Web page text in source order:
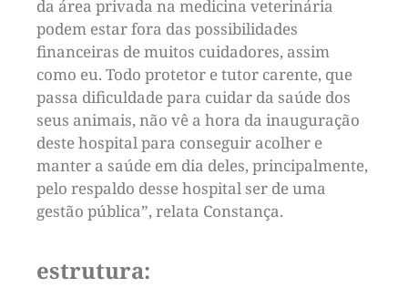
da área privada na medicina veterinária
podem estar fora das possibilidades
financeiras de muitos cuidadores, assim
como eu. Todo protetor e tutor carente, que
passa dificuldade para cuidar da saúde dos
seus animais, não vê a hora da inauguração
deste hospital para conseguir acolher e
manter a saúde em dia deles, principalmente,
pelo respaldo desse hospital ser de uma
gestão pública”, relata Constança.
estrutura: